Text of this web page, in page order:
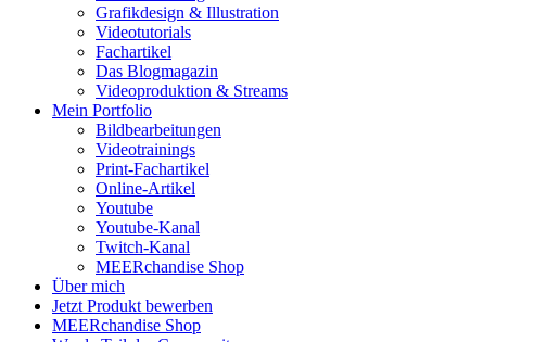
Grafikdesign & Illustration
Videotutorials
Fachartikel
Das Blogmagazin
Videoproduktion & Streams
Mein Portfolio
Bildbearbeitungen
Videotrainings
Print-Fachartikel
Online-Artikel
Youtube
Youtube-Kanal
Twitch-Kanal
MEERchandise Shop
Über mich
Jetzt Produkt bewerben
MEERchandise Shop